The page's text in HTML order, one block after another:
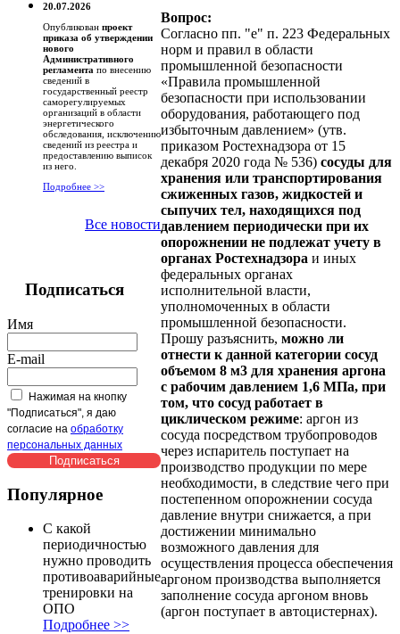
20.07.2026
Опубликован проект
приказа об утверждении
нового
Административного
регламента по внесению
сведений в
государственный реестр
саморегулируемых
организаций в области
энергетического
обследования, исключению
сведений из реестра и
предоставлению выписок
из него.
Подробнее >>
Все новости
Подписаться
Имя
E-mail
Нажимая на кнопку
"Подписаться", я даю
согласие на обработку
персональных данных
Популярное
С какой
периодичностью
нужно проводить
противоаварийные
тренировки на
ОПО
Подробнее >>
Вопрос:
Согласно пп. "е" п. 223 Федеральных
норм и правил в области
промышленной безопасности
«Правила промышленной
безопасности при использовании
оборудования, работающего под
избыточным давлением» (утв.
приказом Ростехнадзора от 15
декабря 2020 года № 536) сосуды для
хранения или транспортирования
сжиженных газов, жидкостей и
сыпучих тел, находящихся под
давлением периодически при их
опорожнении не подлежат учету в
органах Ростехнадзора и иных
федеральных органах
исполнительной власти,
уполномоченных в области
промышленной безопасности.
Прошу разъяснить, можно ли
отнести к данной категории сосуд
объемом 8 м3 для хранения аргона
с рабочим давлением 1,6 МПа, при
том, что сосуд работает в
циклическом режиме: аргон из
сосуда посредством трубопроводов
через испаритель поступает на
производство продукции по мере
необходимости, в следствие чего при
постепенном опорожнении сосуда
давление внутри снижается, а при
достижении минимально
возможного давления для
осуществления процесса обеспечения
аргоном производства выполняется
заполнение сосуда аргоном вновь
(аргон поступает в автоцистернах).